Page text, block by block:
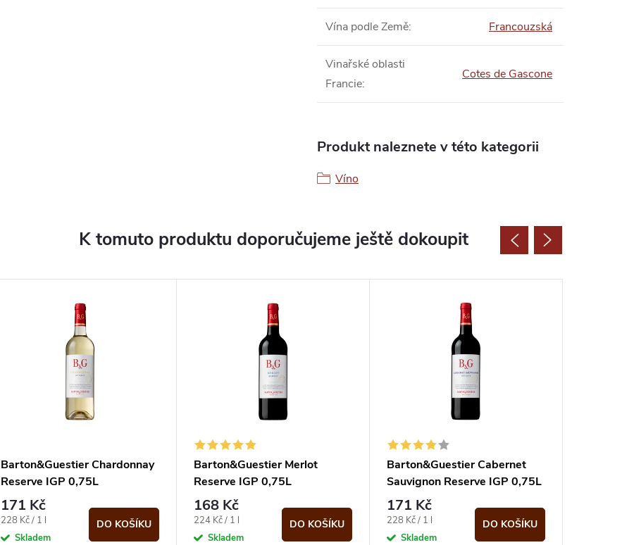
Vína podle Země: Francouzská
Vinařské oblasti
Francie:
Cotes de Gascone
Produkt naleznete v této kategorii
Víno
K tomuto produktu doporučujeme ještě dokoupit
Barton&Guestier Chardonnay
Reserve IGP 0,75L
171 Kč
Měrná
cena:
228 Kč / 1 l
Skladem
DO KOŠÍKU
Barton&Guestier Merlot
Reserve IGP 0,75L
168 Kč
Měrná
cena:
224 Kč / 1 l
Skladem
DO KOŠÍKU
Barton&Guestier Cabernet
Sauvignon Reserve IGP 0,75L
171 Kč
Měrná
cena:
228 Kč / 1 l
Skladem
DO KOŠÍKU